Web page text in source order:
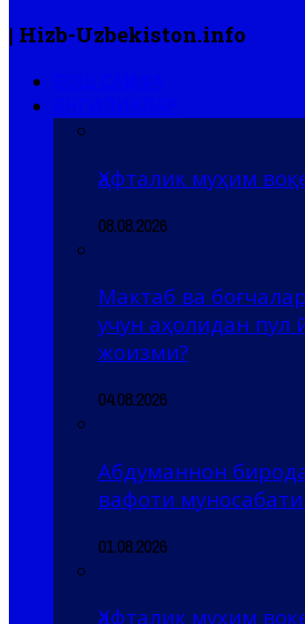
| Hizb-Uzbekiston.info
Ҳафталик муҳим
08.08.2026
Мактаб ва
учун аҳолидан
жоизми?
04.08.2026
Абдуманнон
вафоти
01.08.2026
Ҳафталик муҳим